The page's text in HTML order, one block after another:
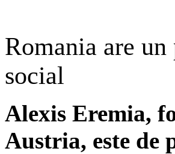
Romania are
social
Alexis Eremia,
Austria, este de